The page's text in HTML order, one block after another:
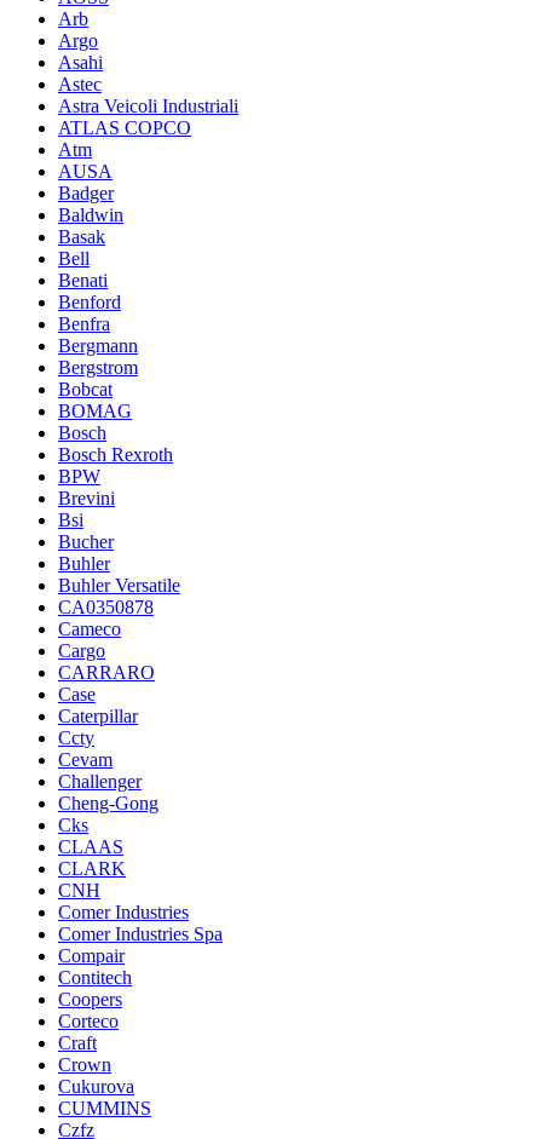
Arb
Argo
Asahi
Astec
Astra Veicoli Industriali
ATLAS COPCO
Atm
AUSA
Badger
Baldwin
Basak
Bell
Benati
Benford
Benfra
Bergmann
Bergstrom
Bobcat
BOMAG
Bosch
Bosch Rexroth
BPW
Brevini
Bsi
Bucher
Buhler
Buhler Versatile
CA0350878
Cameco
Cargo
CARRARO
Case
Caterpillar
Ccty
Cevam
Challenger
Cheng-Gong
Cks
CLAAS
CLARK
CNH
Comer Industries
Comer Industries Spa
Compair
Contitech
Coopers
Corteco
Craft
Crown
Cukurova
CUMMINS
Czfz